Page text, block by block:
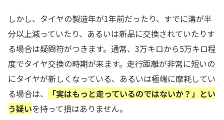
しかし、タイヤの製造年が1年前だったり、すでに溝が半
分以上減っていたり、あるいは新品に交換されていたりす
る場合は疑問符がつきます。通常、3万キロから5万キロ程
度でタイヤ交換の時期が来ます。走行距離が非常に短いの
にタイヤが新しくなっている、あるいは極端に摩耗してい
る場合は、
「実はもっと走っているのではないか？」とい
う疑いを持って損はありません。